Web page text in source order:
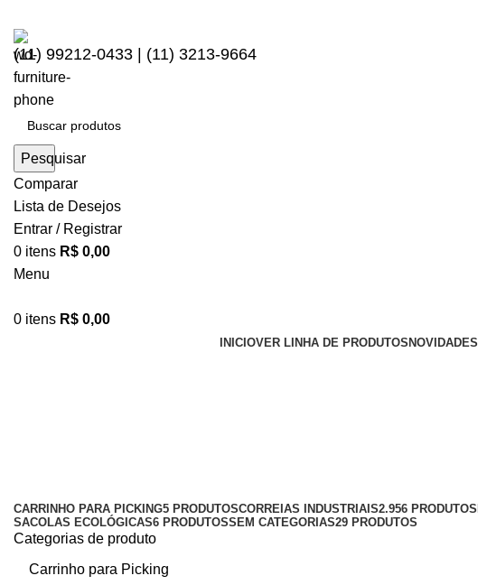
(11) 99212-0433 | (11) 3213-9664
Pesquisar
Comparar
Lista de Desejos
Entrar / Registrar
0 itens R$ 0,00
Menu
0 itens R$ 0,00
INICIOVER LINHA DE PRODUTOS NOVIDADES
CARRINHO PARA PICKING5 PRODUTOSCORREIAS INDUSTRIAIS2.956 PRODUTOS
SACOLAS ECOLÓGICAS6 PRODUTOSSEM CATEGORIAS29 PRODUTOS
Categorias de produto
Carrinho para Picking